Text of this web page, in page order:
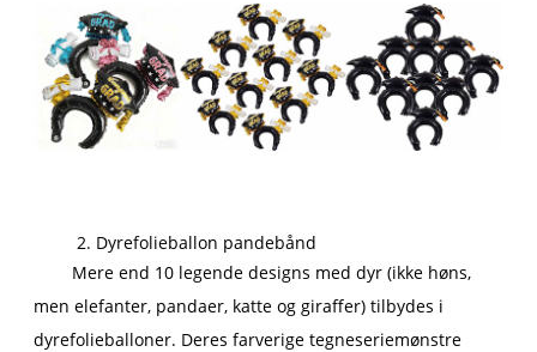
2. Dyrefolieballon pandebånd
Mere end 10 legende designs med dyr (ikke høns,
men elefanter, pandaer, katte og giraffer) tilbydes i
dyrefolieballoner. Deres farverige tegneseriemønstre